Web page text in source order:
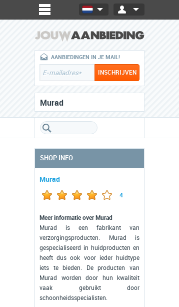
AANBIEDINGEN IN JE MAIL!
Murad
SHOP INFO
Murad
4
Meer informatie over Murad
Murad is een fabrikant van
verzorgingsproducten. Murad is
gespecialiseerd in huidproducten en
heeft dus ook voor ieder huidtype
iets te bieden. De producten van
Murad worden door hun kwaliteit
vaak gebruikt door
schoonheidsspecialisten.